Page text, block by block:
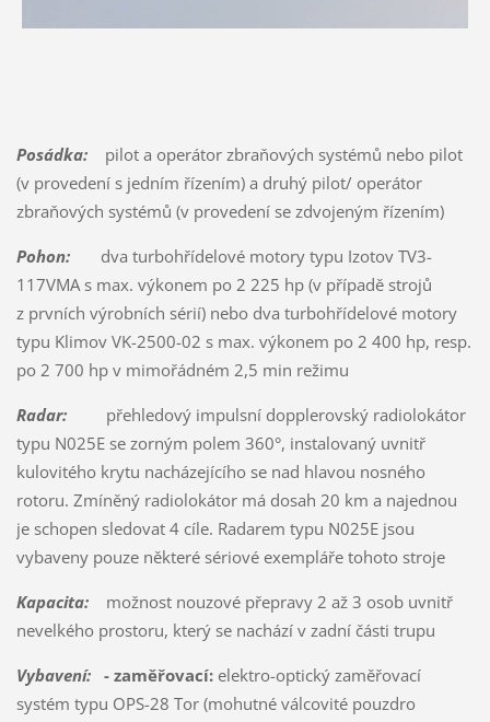
Posádka:pilot a operátor zbraňových systémů nebo pilot
(v provedení s jedním řízením) a druhý pilot/ operátor
zbraňových systémů (v provedení se zdvojeným řízením)
Pohon:dva turbohřídelové motory typu Izotov TV3-
117VMA s max. výkonem po 2 225 hp (v případě strojů
z prvních výrobních sérií) nebo dva turbohřídelové motory
typu Klimov VK-2500-02 s max. výkonem po 2 400 hp, resp.
po 2 700 hp v mimořádném 2,5 min režimu
Radar:přehledový impulsní dopplerovský radiolokátor
typu N025E se zorným polem 360°, instalovaný uvnitř
kulovitého krytu nacházejícího se nad hlavou nosného
rotoru. Zmíněný radiolokátor má dosah 20 km a najednou
je schopen sledovat 4 cíle. Radarem typu N025E jsou
vybaveny pouze některé sériové exempláře tohoto stroje
Kapacita:možnost nouzové přepravy 2 až 3 osob uvnitř
nevelkého prostoru, který se nachází v zadní části trupu
Vybavení: - zaměřovací:elektro-optický zaměřovací
systém typu OPS-28 Tor (mohutné válcovité pouzdro